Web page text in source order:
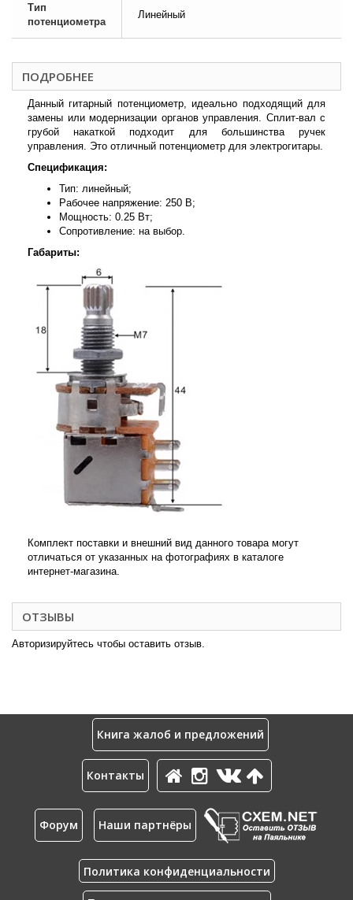
Тип
потенциометра
Линейный
ПОДРОБНЕЕ
Данный гитарный потенциометр, идеально подходящий для
замены или модернизации органов управления. Сплит-вал с
грубой накаткой подходит для большинства ручек
управления. Это отличный потенциометр для электрогитары.
Спецификация:
Тип: линейный;
Рабочее напряжение: 250 В;
Мощность: 0.25 Вт;
Сопротивление: на выбор.
Габариты:
Комплект поставки и внешний вид данного товара могут
отличаться от указанных на фотографиях в каталоге
интернет-магазина.
ОТЗЫВЫ
Авторизируйтесь чтобы оставить отзыв.
Книга жалоб и предложений
Контакты
Форум Наши партнёры
Политика конфиденциальности